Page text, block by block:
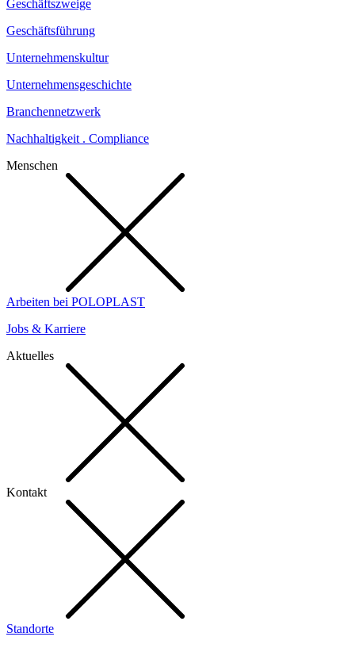
Geschäftszweige
Geschäftsführung
Unternehmenskultur
Unternehmensgeschichte
Branchennetzwerk
Nachhaltigkeit . Compliance
Menschen
Arbeiten bei POLOPLAST
Jobs & Karriere
Aktuelles
Kontakt
Standorte